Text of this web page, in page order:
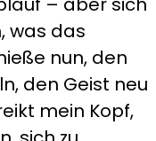
was das
nun, den
den Geist neu
mein Kopf,